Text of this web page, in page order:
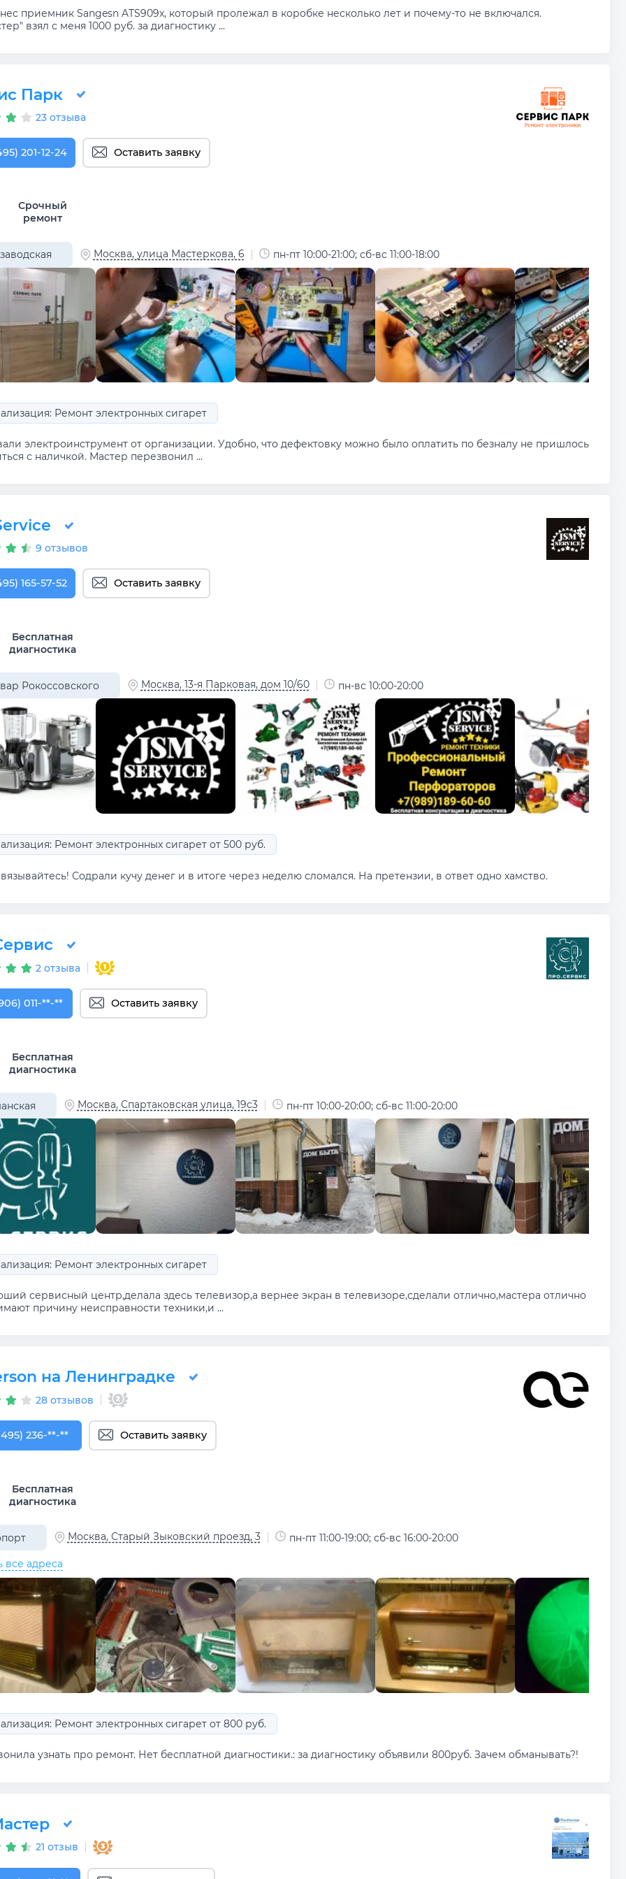
приемник Sangesn ATS909x, который пролежал в коробке несколько лет и почему-то не включался.
взял с меня 1000 руб. за диагностику ...
Парк
23 отзыва
201-12-24 Оставить заявку
Срочный
ремонт
Москва, улица Мастеркова, 6 пн-пт 10:00-21:00; сб-вс 11:00-18:00
Ремонт электронных сигарет
электроинструмент от организации. Удобно, что дефектовку можно было оплатить по безналу не пришлось
с наличкой. Мастер перезвонил ...
9 отзывов
165-57-52 Оставить заявку
Бесплатная
диагностика
Рокоссовского Москва, 13-я Парковая, дом 10/60 пн-вс 10:00-20:00
Ремонт электронных сигарет от 500 руб.
Содрали кучу денег и в итоге через неделю сломался. На претензии, в ответ одно хамство.
2 отзыва
011-11-90
011-**-** Оставить заявку
Бесплатная
диагностика
Москва, Спартаковская улица, 19с3 пн-пт 10:00-20:00; сб-вс 11:00-20:00
Ремонт электронных сигарет
сервисный центр,делала здесь телевизор,а вернее экран в телевизоре,сделали отлично,мастера отлично
причину неисправности техники,и ...
на Ленинградке
28 отзывов
236-90-08
236-**-** Оставить заявку
Бесплатная
диагностика
Москва, Старый Зыковский проезд, 3 пн-пт 11:00-19:00; сб-вс 16:00-20:00
все адреса
Ремонт электронных сигарет от 800 руб.
узнать про ремонт. Нет бесплатной диагностики.: за диагностику объявили 800руб. Зачем обманывать?!
21 отзыв